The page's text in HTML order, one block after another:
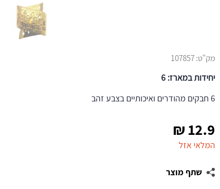
12.9
₪
המלאי אזל
שתף מוצר
מק"ט:107857
יחידות במארז: 6
6 חבקים מהודרים ואיכותיים בצבע זהב